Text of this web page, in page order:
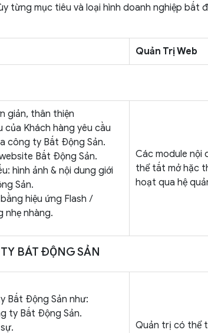
từng mục tiêu và loại hình doanh nghiệp bất
Quản Trị Web
giản, thân thiện
Khách hàng yêu cầu
công ty Bất Động Sản.
Bất Động Sản.
hình ảnh & nội dung giới
Sản.
hiệu ứng Flash /
nhẹ nhàng.
Các module nội
thể tắt mở hặc
hoạt qua hệ
BÁT ĐỘNG SẢN
Bất Động Sản như:
ty Bất Động Sản.
Quản trị có thể